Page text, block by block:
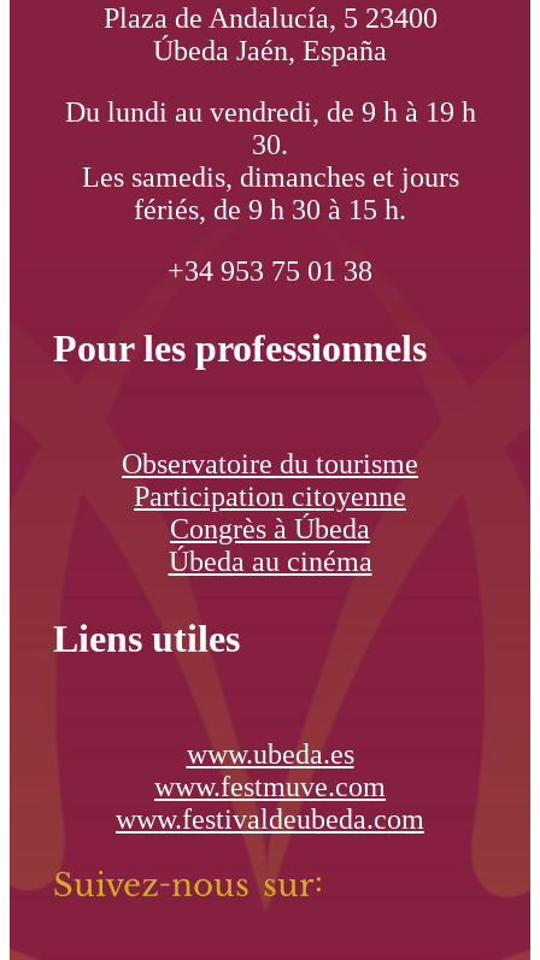
Plaza de Andalucía, 5 23400
Úbeda Jaén, España
Du lundi au vendredi, de 9 h à 19 h
30.
Les samedis, dimanches et jours
fériés, de 9 h 30 à 15 h.
+34 953 75 01 38
Pour les professionnels
Observatoire du tourisme
Participation citoyenne
Congrès à Úbeda
Úbeda au cinéma
Liens utiles
www.ubeda.es
www.festmuve.com
www.festivaldeubeda.com
Suivez-nous sur: